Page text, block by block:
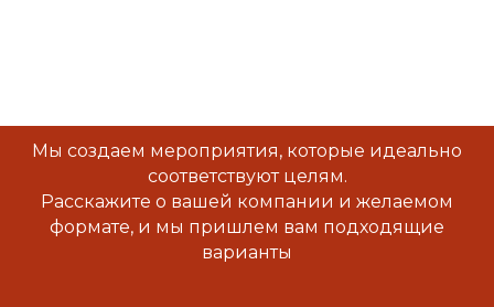
Мы создаем мероприятия, которые идеально
соответствуют целям.
Расскажите о вашей компании и желаемом
формате, и мы пришлем вам подходящие
варианты